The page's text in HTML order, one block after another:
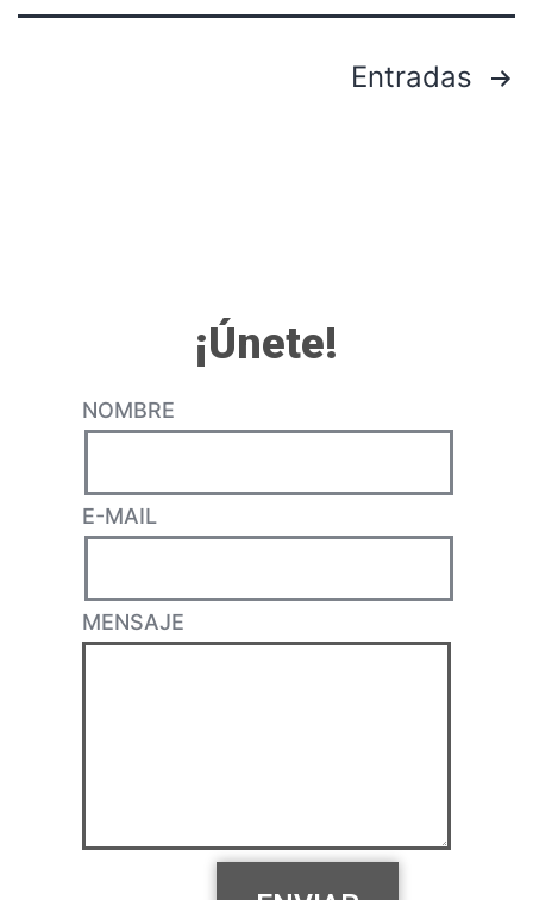
Entradas
¡Únete!
NOMBRE
E-MAIL
MENSAJE